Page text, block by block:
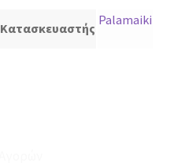
Κατασκευαστής
Palamaiki